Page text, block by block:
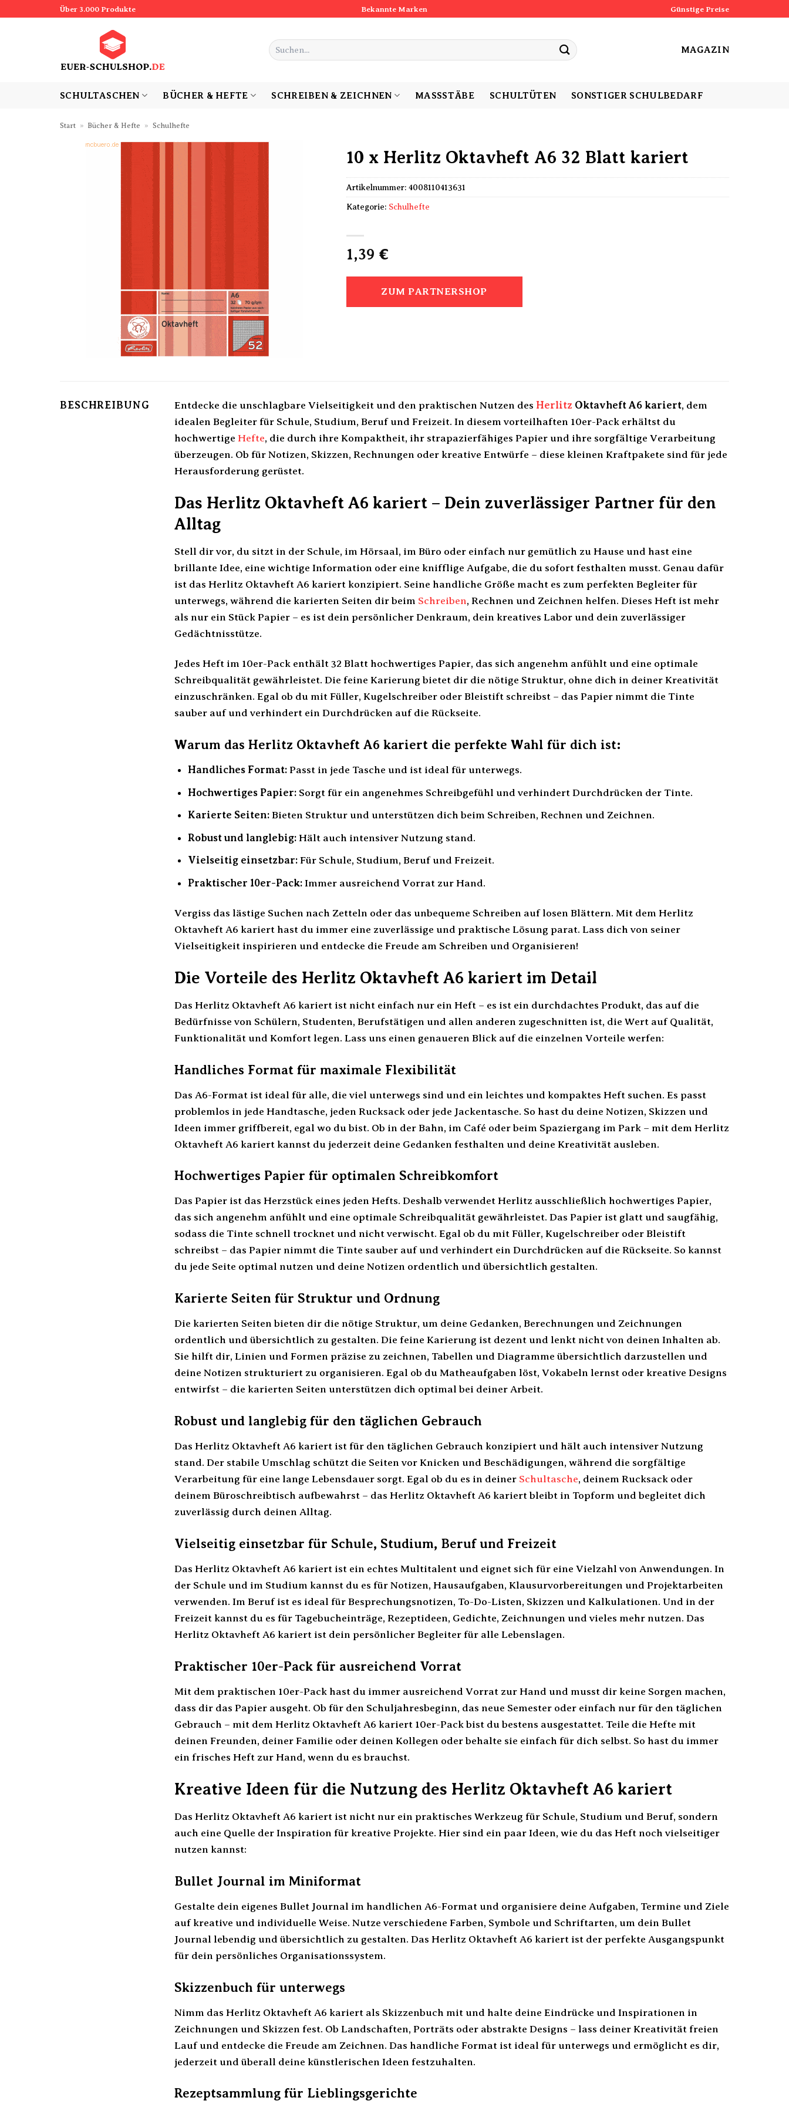
Über 3.000 Produkte Bekannte Marken Günstige Preise
Suchen
nach:
MAGAZIN
SCHULTASCHEN BÜCHER & HEFTE SCHREIBEN & ZEICHNEN MASSSTÄBE SCHULTÜTEN SONSTIGER SCHULBEDARF
Start » Bücher & Hefte » Schulhefte
10 x Herlitz Oktavheft A6 32 Blatt kariert
1,39 €
ZUM PARTNERSHOP
Artikelnummer: 4008110413631
Kategorie: Schulhefte
BESCHREIBUNG Entdecke die unschlagbare Vielseitigkeit und den praktischen Nutzen des Herlitz Oktavheft A6 kariert, dem
idealen Begleiter für Schule, Studium, Beruf und Freizeit. In diesem vorteilhaften 10er-Pack erhältst du
hochwertige Hefte, die durch ihre Kompaktheit, ihr strapazierfähiges Papier und ihre sorgfältige Verarbeitung
überzeugen. Ob für Notizen, Skizzen, Rechnungen oder kreative Entwürfe – diese kleinen Kraftpakete sind für jede
Herausforderung gerüstet.
Das Herlitz Oktavheft A6 kariert – Dein zuverlässiger Partner für den
Alltag
Stell dir vor, du sitzt in der Schule, im Hörsaal, im Büro oder einfach nur gemütlich zu Hause und hast eine
brillante Idee, eine wichtige Information oder eine knifflige Aufgabe, die du sofort festhalten musst. Genau dafür
ist das Herlitz Oktavheft A6 kariert konzipiert. Seine handliche Größe macht es zum perfekten Begleiter für
unterwegs, während die karierten Seiten dir beim Schreiben, Rechnen und Zeichnen helfen. Dieses Heft ist mehr
als nur ein Stück Papier – es ist dein persönlicher Denkraum, dein kreatives Labor und dein zuverlässiger
Gedächtnisstütze.
Jedes Heft im 10er-Pack enthält 32 Blatt hochwertiges Papier, das sich angenehm anfühlt und eine optimale
Schreibqualität gewährleistet. Die feine Karierung bietet dir die nötige Struktur, ohne dich in deiner Kreativität
einzuschränken. Egal ob du mit Füller, Kugelschreiber oder Bleistift schreibst – das Papier nimmt die Tinte
sauber auf und verhindert ein Durchdrücken auf die Rückseite.
Warum das Herlitz Oktavheft A6 kariert die perfekte Wahl für dich ist:
Handliches Format:Passt in jede Tasche und ist ideal für unterwegs.
Hochwertiges Papier:Sorgt für ein angenehmes Schreibgefühl und verhindert Durchdrücken der Tinte.
Karierte Seiten:Bieten Struktur und unterstützen dich beim Schreiben, Rechnen und Zeichnen.
Robust und langlebig:Hält auch intensiver Nutzung stand.
Vielseitig einsetzbar:Für Schule, Studium, Beruf und Freizeit.
Praktischer 10er-Pack:Immer ausreichend Vorrat zur Hand.
Vergiss das lästige Suchen nach Zetteln oder das unbequeme Schreiben auf losen Blättern. Mit dem Herlitz
Oktavheft A6 kariert hast du immer eine zuverlässige und praktische Lösung parat. Lass dich von seiner
Vielseitigkeit inspirieren und entdecke die Freude am Schreiben und Organisieren!
Die Vorteile des Herlitz Oktavheft A6 kariert im Detail
Das Herlitz Oktavheft A6 kariert ist nicht einfach nur ein Heft – es ist ein durchdachtes Produkt, das auf die
Bedürfnisse von Schülern, Studenten, Berufstätigen und allen anderen zugeschnitten ist, die Wert auf Qualität,
Funktionalität und Komfort legen. Lass uns einen genaueren Blick auf die einzelnen Vorteile werfen:
Handliches Format für maximale Flexibilität
Das A6-Format ist ideal für alle, die viel unterwegs sind und ein leichtes und kompaktes Heft suchen. Es passt
problemlos in jede Handtasche, jeden Rucksack oder jede Jackentasche. So hast du deine Notizen, Skizzen und
Ideen immer griffbereit, egal wo du bist. Ob in der Bahn, im Café oder beim Spaziergang im Park – mit dem Herlitz
Oktavheft A6 kariert kannst du jederzeit deine Gedanken festhalten und deine Kreativität ausleben.
Hochwertiges Papier für optimalen Schreibkomfort
Das Papier ist das Herzstück eines jeden Hefts. Deshalb verwendet Herlitz ausschließlich hochwertiges Papier,
das sich angenehm anfühlt und eine optimale Schreibqualität gewährleistet. Das Papier ist glatt und saugfähig,
sodass die Tinte schnell trocknet und nicht verwischt. Egal ob du mit Füller, Kugelschreiber oder Bleistift
schreibst – das Papier nimmt die Tinte sauber auf und verhindert ein Durchdrücken auf die Rückseite. So kannst
du jede Seite optimal nutzen und deine Notizen ordentlich und übersichtlich gestalten.
Karierte Seiten für Struktur und Ordnung
Die karierten Seiten bieten dir die nötige Struktur, um deine Gedanken, Berechnungen und Zeichnungen
ordentlich und übersichtlich zu gestalten. Die feine Karierung ist dezent und lenkt nicht von deinen Inhalten ab.
Sie hilft dir, Linien und Formen präzise zu zeichnen, Tabellen und Diagramme übersichtlich darzustellen und
deine Notizen strukturiert zu organisieren. Egal ob du Matheaufgaben löst, Vokabeln lernst oder kreative Designs
entwirfst – die karierten Seiten unterstützen dich optimal bei deiner Arbeit.
Robust und langlebig für den täglichen Gebrauch
Das Herlitz Oktavheft A6 kariert ist für den täglichen Gebrauch konzipiert und hält auch intensiver Nutzung
stand. Der stabile Umschlag schützt die Seiten vor Knicken und Beschädigungen, während die sorgfältige
Verarbeitung für eine lange Lebensdauer sorgt. Egal ob du es in deiner Schultasche, deinem Rucksack oder
deinem Büroschreibtisch aufbewahrst – das Herlitz Oktavheft A6 kariert bleibt in Topform und begleitet dich
zuverlässig durch deinen Alltag.
Vielseitig einsetzbar für Schule, Studium, Beruf und Freizeit
Das Herlitz Oktavheft A6 kariert ist ein echtes Multitalent und eignet sich für eine Vielzahl von Anwendungen. In
der Schule und im Studium kannst du es für Notizen, Hausaufgaben, Klausurvorbereitungen und Projektarbeiten
verwenden. Im Beruf ist es ideal für Besprechungsnotizen, To-Do-Listen, Skizzen und Kalkulationen. Und in der
Freizeit kannst du es für Tagebucheinträge, Rezeptideen, Gedichte, Zeichnungen und vieles mehr nutzen. Das
Herlitz Oktavheft A6 kariert ist dein persönlicher Begleiter für alle Lebenslagen.
Praktischer 10er-Pack für ausreichend Vorrat
Mit dem praktischen 10er-Pack hast du immer ausreichend Vorrat zur Hand und musst dir keine Sorgen machen,
dass dir das Papier ausgeht. Ob für den Schuljahresbeginn, das neue Semester oder einfach nur für den täglichen
Gebrauch – mit dem Herlitz Oktavheft A6 kariert 10er-Pack bist du bestens ausgestattet. Teile die Hefte mit
deinen Freunden, deiner Familie oder deinen Kollegen oder behalte sie einfach für dich selbst. So hast du immer
ein frisches Heft zur Hand, wenn du es brauchst.
Kreative Ideen für die Nutzung des Herlitz Oktavheft A6 kariert
Das Herlitz Oktavheft A6 kariert ist nicht nur ein praktisches Werkzeug für Schule, Studium und Beruf, sondern
auch eine Quelle der Inspiration für kreative Projekte. Hier sind ein paar Ideen, wie du das Heft noch vielseitiger
nutzen kannst:
Bullet Journal im Miniformat
Gestalte dein eigenes Bullet Journal im handlichen A6-Format und organisiere deine Aufgaben, Termine und Ziele
auf kreative und individuelle Weise. Nutze verschiedene Farben, Symbole und Schriftarten, um dein Bullet
Journal lebendig und übersichtlich zu gestalten. Das Herlitz Oktavheft A6 kariert ist der perfekte Ausgangspunkt
für dein persönliches Organisationssystem.
Skizzenbuch für unterwegs
Nimm das Herlitz Oktavheft A6 kariert als Skizzenbuch mit und halte deine Eindrücke und Inspirationen in
Zeichnungen und Skizzen fest. Ob Landschaften, Porträts oder abstrakte Designs – lass deiner Kreativität freien
Lauf und entdecke die Freude am Zeichnen. Das handliche Format ist ideal für unterwegs und ermöglicht es dir,
jederzeit und überall deine künstlerischen Ideen festzuhalten.
Rezeptsammlung für Lieblingsgerichte